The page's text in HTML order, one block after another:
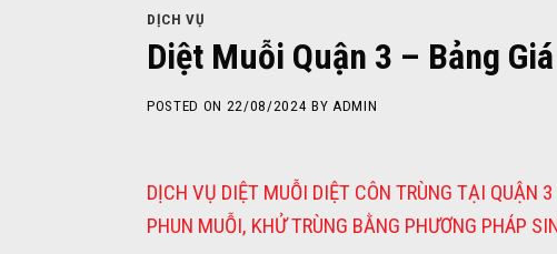
DỊCH VỤ
Diệt Muỗi Quận 3 – Bảng
POSTED ON 22/08/2024 BY ADMIN
DỊCH VỤ DIỆT MUỖI DIỆT CÔN TRÙNG TẠI QUẬN
PHUN MUỖI, KHỬ TRÙNG BẰNG PHƯƠNG PHÁP